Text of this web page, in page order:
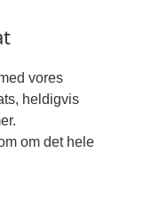
vores
heldigvis
om det hele